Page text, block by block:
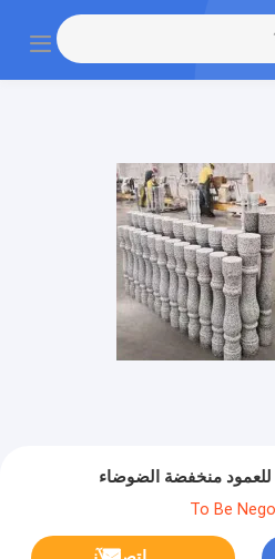
للعمود منخفضة الضوضاء